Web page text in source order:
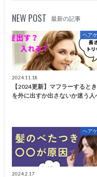
NEW POST 最新の記事
ヘア
2024.11.18
【2024更新】マフラーすると
を外に出すか出さないか迷う人
ヘア
2024.2.17